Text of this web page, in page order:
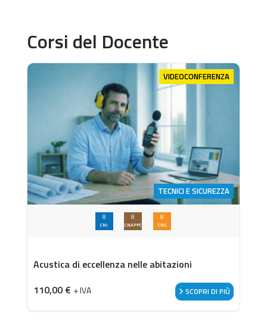
Corsi del Docente
VIDEOCONFERENZA
TECNICI E SICUREZZA
8
CNI
8
CNAPPC
8
CNG
Acustica di eccellenza nelle abitazioni
110,00 € + IVA SCOPRI DI PIÙ